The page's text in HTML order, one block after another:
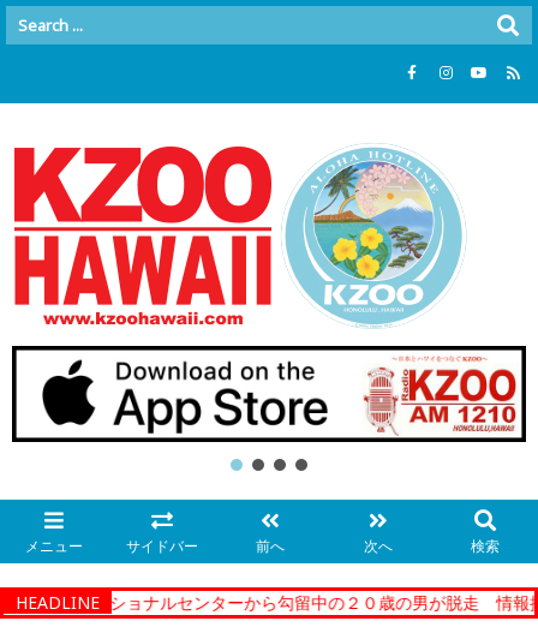
メニュー サイドバー 前へ 次へ 検索
HEADLINE
ーコレクショナルセンターから勾留中の２０歳の男が脱走 情報提